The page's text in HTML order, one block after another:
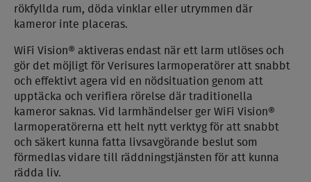
rökfyllda rum, döda vinklar eller utrymmen där
kameror inte placeras.
WiFi Vision® aktiveras endast när ett larm utlöses och
gör det möjligt för Verisures larmoperatörer att snabbt
och effektivt agera vid en nödsituation genom att
upptäcka och verifiera rörelse där traditionella
kameror saknas. Vid larmhändelser ger WiFi Vision®
larmoperatörerna ett helt nytt verktyg för att snabbt
och säkert kunna fatta livsavgörande beslut som
förmedlas vidare till räddningstjänsten för att kunna
rädda liv.